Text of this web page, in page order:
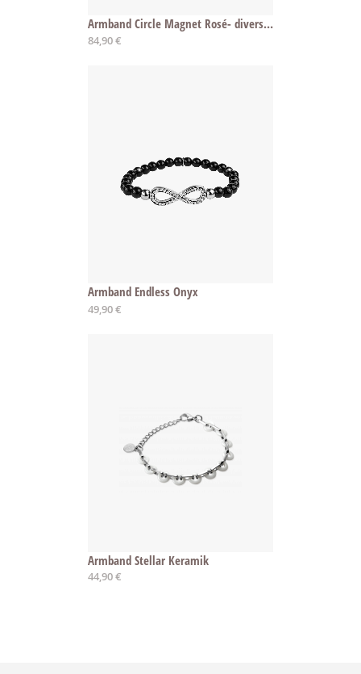
Armband Circle Magnet Rosé- diverse Längen
84,90 €
Armband Endless Onyx
49,90 €
Armband Stellar Keramik
44,90 €